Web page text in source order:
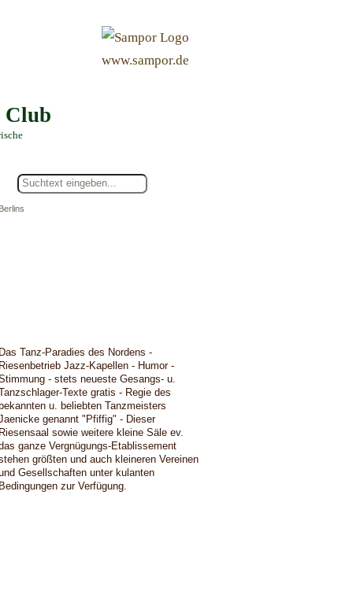
Club
www.sampor.de
Das Tanz-Paradies des Nordens -
Riesenbetrieb Jazz-Kapellen - Humor -
- stets neueste Gesangs- u.
Texte gratis - Regie des
bekannten u. beliebten Tanzmeisters
genannt "Pfiffig" - Dieser
Riesensaal sowie weitere kleine Säle ev.
ganze Vergnügungs-Etablissement
größten und auch kleineren Vereinen
Gesellschaften unter kulanten
Bedingungen zur Verfügung.